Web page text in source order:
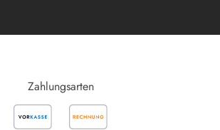
Zahlungsarten